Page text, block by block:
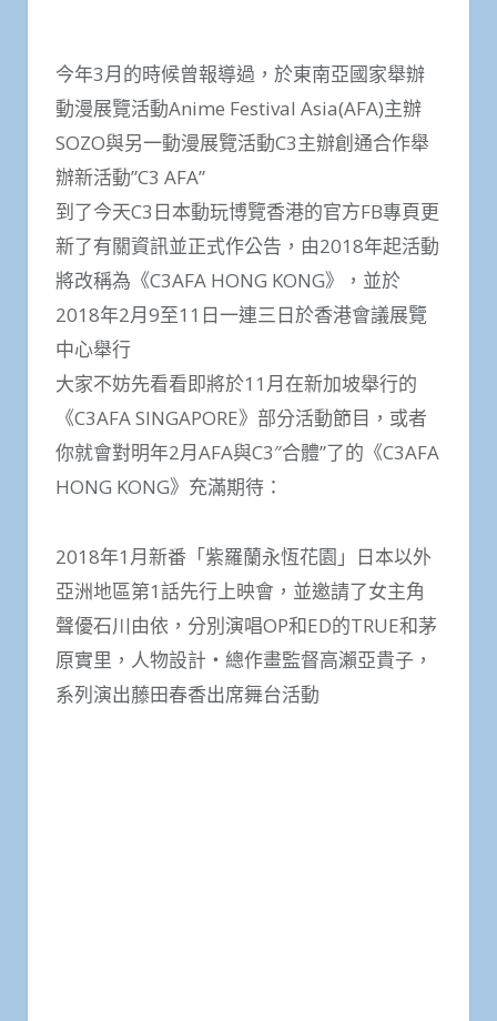
今年3月的時候曾報導過，於東南亞國家舉辦
動漫展覽活動Anime Festival Asia(AFA)主辦
SOZO與另一動漫展覽活動C3主辦創通合作舉
辦新活動”C3 AFA”
到了今天C3日本動玩博覽香港的官方FB專頁更
新了有關資訊並正式作公告，由2018年起活動
將改稱為《C3AFA HONG KONG》，並於
2018年2月9至11日一連三日於香港會議展覽
中心舉行
大家不妨先看看即將於11月在新加坡舉行的
《C3AFA SINGAPORE》部分活動節目，或者
你就會對明年2月AFA與C3″合體”了的《C3AFA
HONG KONG》充滿期待：
2018年1月新番「紫羅蘭永恆花園」日本以外
亞洲地區第1話先行上映會，並邀請了女主角
聲優石川由依，分別演唱OP和ED的TRUE和茅
原實里，人物設計・總作畫監督高瀨亞貴子，
系列演出藤田春香出席舞台活動